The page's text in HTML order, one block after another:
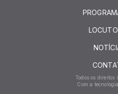
Todos os direitos
Com a tecnologia